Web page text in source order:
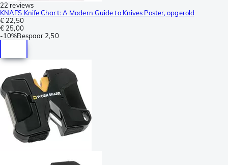
22 reviews
KNAFS Knife Chart: A Modern Guide to Knives Poster, opgerold
€ 22,50
€ 25,00
-10%Bespaar 2,50